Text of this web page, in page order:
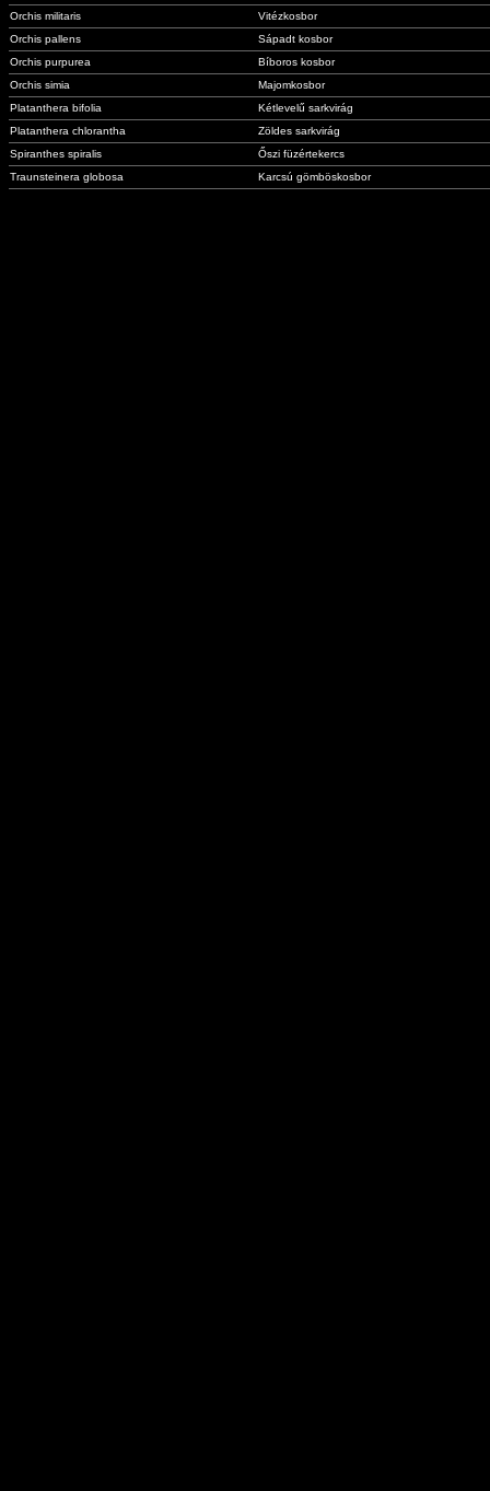
Orchis militaris
Vitézkosbor
Orchis pallens
Sápadt kosbor
Orchis purpurea
Bíboros kosbor
Orchis simia
Majomkosbor
Platanthera bifolia
Kétlevelű sarkvirág
Platanthera chlorantha
Zöldes sarkvirág
Spiranthes spiralis
Őszi füzértekercs
Traunsteinera globosa
Karcsú gömböskosbor